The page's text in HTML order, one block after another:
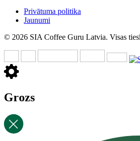
Privātuma politika
Jaunumi
© 2026 SIA Coffee Guru Latvia. Visas
Grozs